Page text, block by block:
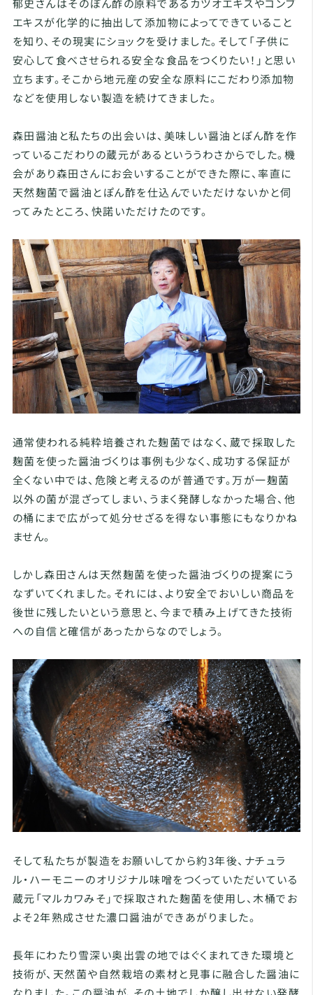
郁史さんはそのぽん酢の原料であるカツオエキスやコンブ
エキスが化学的に抽出して添加物によってできていること
を知り、その現実にショックを受けました。そして「子供に
安心して食べさせられる安全な食品をつくりたい！」と思い
立ちます。そこから地元産の安全な原料にこだわり添加物
などを使用しない製造を続けてきました。
森田醤油と私たちの出会いは、美味しい醤油とぽん酢を作
っているこだわりの蔵元があるといううわさからでした。機
会があり森田さんにお会いすることができた際に、率直に
天然麹菌で醤油とぽん酢を仕込んでいただけないかと伺
ってみたところ、快諾いただけたのです。
通常使われる純粋培養された麹菌ではなく、蔵で採取した
麹菌を使った醤油づくりは事例も少なく、成功する保証が
全くない中では、危険と考えるのが普通です。万が一麹菌
以外の菌が混ざってしまい、うまく発酵しなかった場合、他
の桶にまで広がって処分せざるを得ない事態にもなりかね
ません。
しかし森田さんは天然麹菌を使った醤油づくりの提案にう
なずいてくれました。それには、より安全でおいしい商品を
後世に残したいという意思と、今まで積み上げてきた技術
への自信と確信があったからなのでしょう。
そして私たちが製造をお願いしてから約3年後、ナチュラ
ル・ハーモニーのオリジナル味噌をつくっていただいている
蔵元「マルカワみそ」で採取された麹菌を使用し、木桶でお
よそ2年熟成させた濃口醤油ができあがりました。
長年にわたり雪深い奥出雲の地ではぐくまれてきた環境と
技術が、天然菌や自然栽培の素材と見事に融合した醤油に